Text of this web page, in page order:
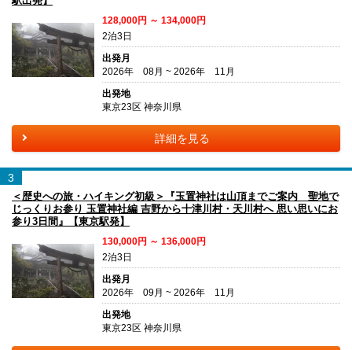
128,000円 ～ 134,000円
2泊3日
出発月
2026年 08月 ~ 2026年 11月
出発地
東京23区 神奈川県
詳細を見る
3
＜歴史への旅・ハイキング初級＞『玉置神社は山頂までご案内 聖地で
じっくりお参り 玉置神社編 吉野から十津川村・天川村へ 思い思いにお
参り3日間』【東京駅発】
130,000円 ～ 136,000円
2泊3日
出発月
2026年 09月 ~ 2026年 11月
出発地
東京23区 神奈川県